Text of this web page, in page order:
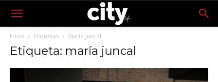
Inicio Etiquetas María juncal
Etiqueta: maría juncal